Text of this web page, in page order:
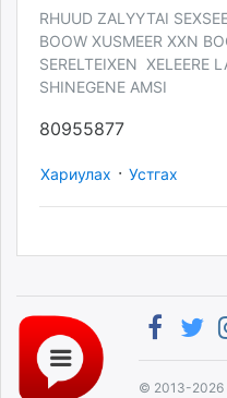
RHUUD ZALYYTAI
BOOW XUSMEER XXN
SERELTEIXEN XELEERE
SHINEGENE AMSI
80955877
Хариулах · Устгах
© 2013-2026